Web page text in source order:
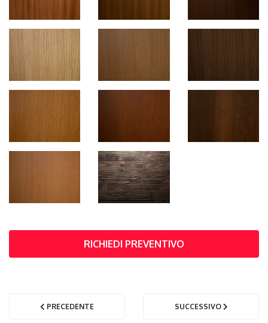
RICHIEDI PREVENTIVO
PRECEDENTE SUCCESSIVO